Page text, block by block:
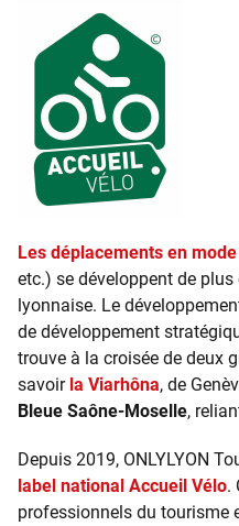
Les déplacements en
etc.) se développent de
lyonnaise. Le
de développement
trouve à la croisée de deux
savoir la Viarhôna, de
Bleue Saône-Moselle,
Depuis 2019, ONLYLYON
label national Accueil Vélo.
professionnels du tourisme